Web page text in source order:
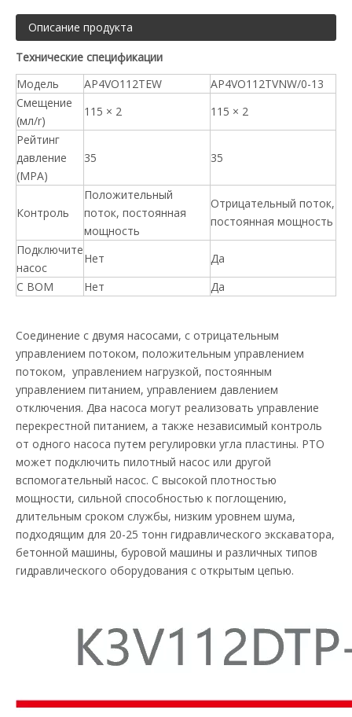
Описание продукта
Технические спецификации
Модель
AP4VO112TEW
AP4VO112TVNW/0-13
Смещение
(мл/r)
115 × 2
115 × 2
Рейтинг
давление
(MPA)
35 35
Контроль
Положительный
поток, постоянная
мощность
Отрицательный поток,
постоянная мощность
Подключите
насос
Нет
Да
С ВОМ
Нет Да
Соединение с двумя насосами, с отрицательным
управлением потоком, положительным управлением
потоком, управлением нагрузкой, постоянным
управлением питанием, управлением давлением
отключения. Два насоса могут реализовать управление
перекрестной питанием, а также независимый контроль
от одного насоса путем регулировки угла пластины. PTO
может подключить пилотный насос или другой
вспомогательный насос. С высокой плотностью
мощности, сильной способностью к поглощению,
длительным сроком службы, низким уровнем шума,
подходящим для 20-25 тонн гидравлического экскаватора,
бетонной машины, буровой машины и различных типов
гидравлического оборудования с открытым цепью.